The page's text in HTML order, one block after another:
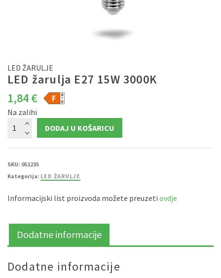
LED ŽARULJE
LED žarulja E27 15W 3000K
1,84€
Na zalihi
žarulja
E27
DODAJ U KOŠARICU
SKU: 051235
Kategorija: LED ŽARULJE
Informacijski list proizvoda možete preuzeti ovdje
Dodatne informacije
Dodatne informacije